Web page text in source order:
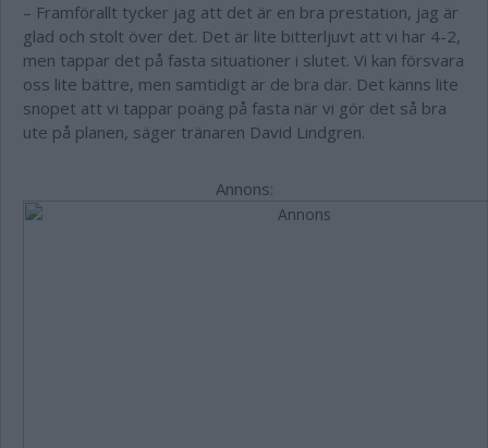
– Framförallt tycker jag att det är en bra prestation, jag är
glad och stolt över det. Det är lite bitterljuvt att vi har 4-2,
men tappar det på fasta situationer i slutet. Vi kan försvara
oss lite bättre, men samtidigt är de bra där. Det känns lite
snopet att vi tappar poäng på fasta när vi gör det så bra
ute på planen, säger tränaren David Lindgren.
Annons: